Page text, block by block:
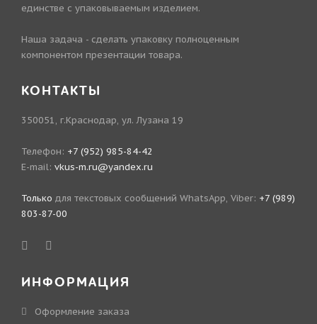
единстве с упаковываемым изделием.
Наша задача - сделать упаковку полноценным
компонентом презентации товара.
КОНТАКТЫ
350051, г.Краснодар, ул. Лузана 19
Телефон: +7 (952) 985-84-42
E-mail: vkus-m.ru@yandex.ru
Только для текстовых сообщений WhatsApp, Viber: +7 (989)
803-87-00
ИНФОРМАЦИЯ
Оформление заказа